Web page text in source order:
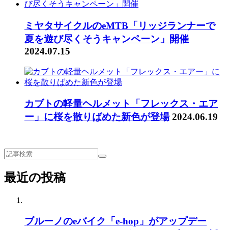
ミヤタサイクルのeMTB「リッジランナーで
夏を遊び尽くそうキャンペーン」開催
2024.07.15
カブトの軽量ヘルメット「フレックス・エア
ー」に桜を散りばめた新色が登場 2024.06.19
最近の投稿
ブルーノのeバイク「e-hop」がアップデー